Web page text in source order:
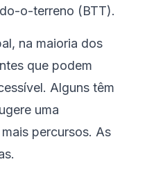
o-terreno (BTT).
na maioria dos
que podem
Alguns têm
uma
percursos. As